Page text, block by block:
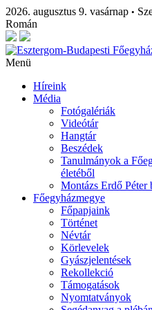
2026. augusztus 9. vasárnap •
Román
Menü
Híreink
Média
Fotógalériák
Videótár
Hangtár
Beszédek
Tanulmányok a
életéből
Montázs Erdő Péter
Főegyházmegye
Főpapjaink
Történet
Névtár
Körlevelek
Gyászjelentések
Rekollekció
Támogatások
Nyomtatványok